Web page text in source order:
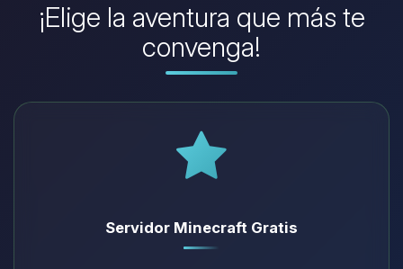
¡Elige la aventura que más te
convenga!
Servidor Minecraft Gratis